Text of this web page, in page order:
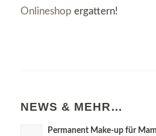
Onlineshop ergattern!
NEWS & MEHR…
Permanent Make-up für